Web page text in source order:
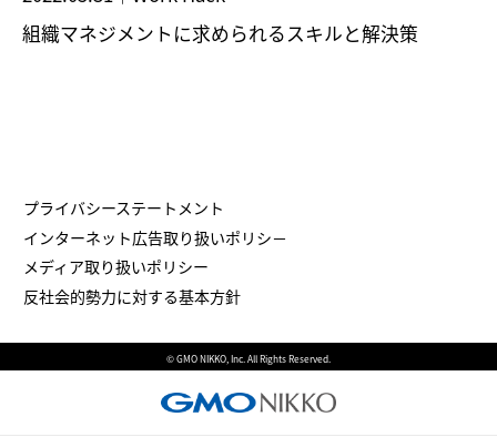
組織マネジメントに求められるスキルと解決策
プライバシーステートメント
インターネット広告取り扱いポリシ－
メディア取り扱いポリシー
反社会的勢力に対する基本方針
© GMO NIKKO, Inc. All Rights Reserved.